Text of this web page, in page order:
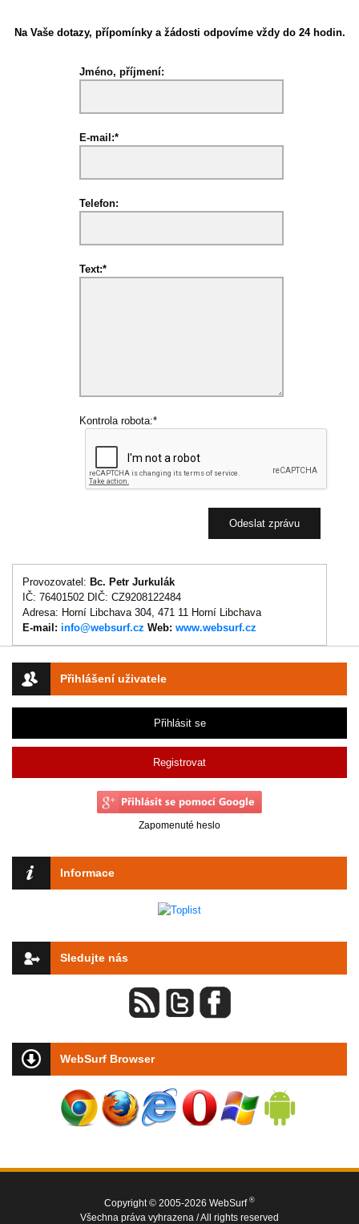
Přihlášení uživatele
Přihlásit se
Registrovat
Zapomenuté heslo
Informace
Sledujte nás
WebSurf Browser
Na Vaše dotazy, přípomínky a žádosti odpovíme vždy do 24 hodin.
Jméno, příjmení:
E-mail:*
Telefon:
Text:*
Kontrola robota:*
Provozovatel: Bc. Petr Jurkulák
IČ: 76401502 DIČ: CZ9208122484
Adresa: Horní Libchava 304, 471 11 Horní Libchava
E-mail: info@websurf.cz Web: www.websurf.cz
Copyright © 2005-2026 WebSurf ®
Všechna práva vyhrazena / All rights reserved